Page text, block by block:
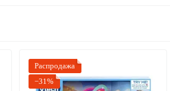
Распродажа
−31%